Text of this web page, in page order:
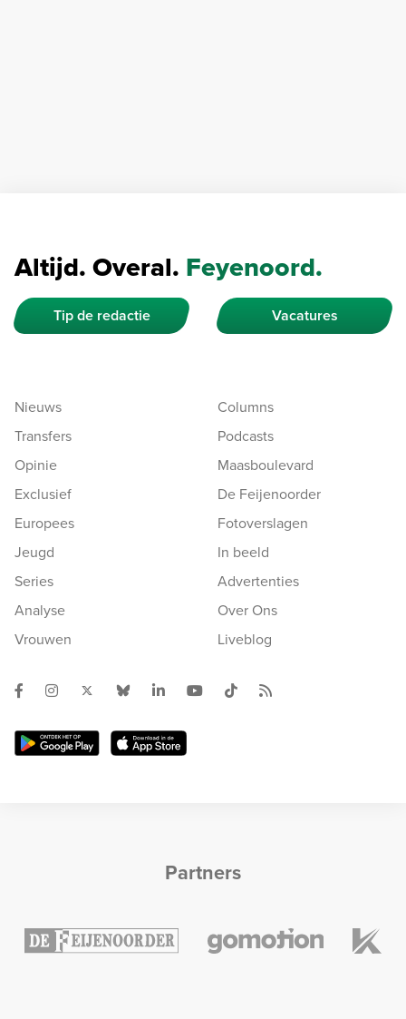
Altijd. Overal. Feyenoord.
Tip de redactie Vacatures
Nieuws
Transfers
Opinie
Exclusief
Europees
Jeugd
Series
Analyse
Vrouwen
Columns
Podcasts
Maasboulevard
De Feijenoorder
Fotoverslagen
In beeld
Advertenties
Over Ons
Liveblog
Partners